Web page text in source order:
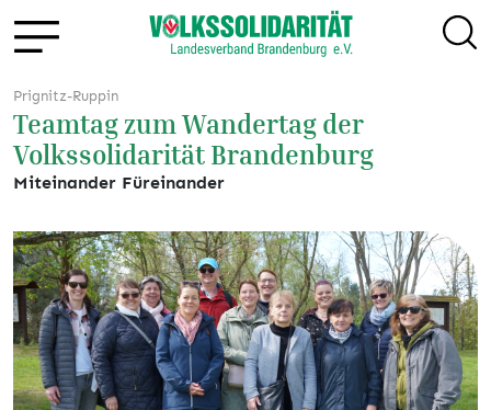
Prignitz-Ruppin
Teamtag zum Wandertag der
Volkssolidarität Brandenburg
Miteinander Füreinander